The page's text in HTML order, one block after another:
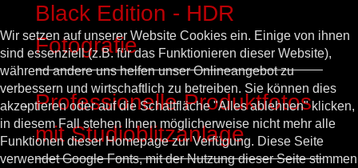
Black Edition - HDR
Fotografie
Professionelle Produktfotos
mit Studioblitzanlage
Wir setzen auf unserer Website Cookies ein. Einige von ihnen
sind essenziell (z.B. für das Funktionieren dieser Website),
während andere uns helfen unser Onlineangebot zu
verbessern und wirtschaftlich zu betreiben. Sie können dies
akzeptieren oder auf die Schaltfläche "Alles ablehnen" klicken,
in diesem Fall stehen Ihnen möglicherweise nicht mehr alle
Funktionen dieser Homepage zur Verfügung. Diese Seite
verwendet Google Fonts, mit der Nutzung dieser Seite stimmen